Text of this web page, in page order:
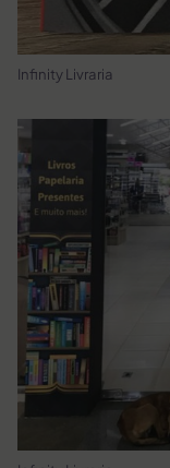
Infinity Livraria